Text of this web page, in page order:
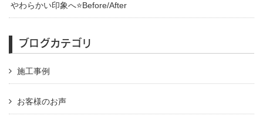
やわらかい印象へ⭐️Before/After
ブログカテゴリ
施工事例
お客様のお声